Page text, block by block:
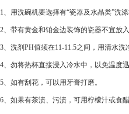
1、用洗碗机要选择有“瓷器及水晶类”洗涤
2、带有黄金和铂金边装饰的瓷器不宜放入
3、洗剂PH值须在11-11.5之间，用清水
4、勿将热杯直接浸入冷水中，以免温度
5、如有刮花，可以用牙膏打磨。
6、如果有茶渍、污渍，可用柠檬汁或食